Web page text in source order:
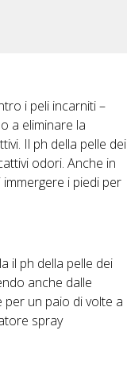
i peli incarniti–
a eliminare la
Il ph della pelle dei
odori. Anche in
i piedi per
il ph della pelle dei
anche dalle
per un paio di volte a
spray